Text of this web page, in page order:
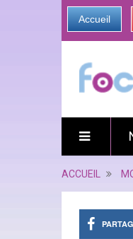
Accueil
ACCUEIL